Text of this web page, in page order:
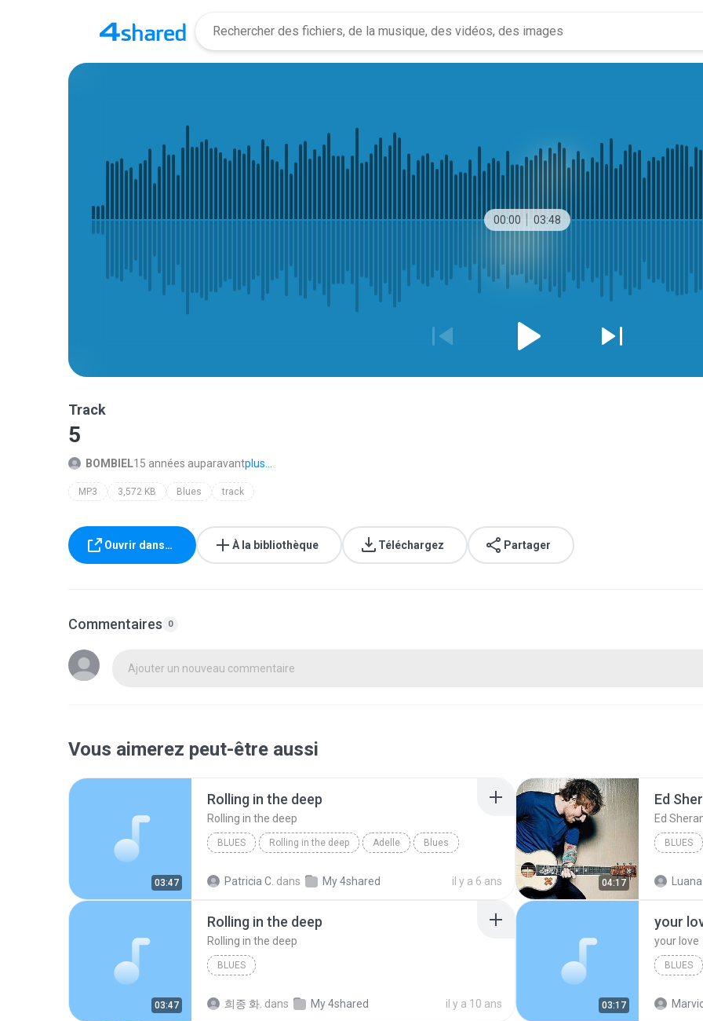
00:00 03:48
Track
5
BOMBIEL15 années auparavantplus...
MP3 3,572 KB Blues track
Ouvrir dans… À la bibliothèque Téléchargez Partager
Commentaires 0
Ajouter un nouveau commentaire
Vous aimerez peut-être aussi
03:47
Rolling in the deep
Rolling in the deep
BLUES Rolling in the deep Adelle Blues
Patricia C. dans My 4shared il y a 6 ans 04:17
Ed
Ed
BLUES
03:47
Rolling in the deep
Rolling in the deep
BLUES
희종 화. dans My 4shared il y a 10 ans 03:17
your
your love
BLUES